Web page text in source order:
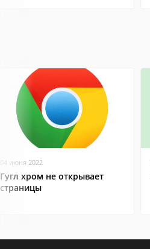
04 июня 2022
Гугл хром не открывает
страницы